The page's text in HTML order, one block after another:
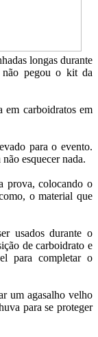
longas durante
não pegou o kit da
em carboidratos em
para o evento.
esquecer nada.
prova, colocando o
o material que
usados durante o
de carboidrato e
para completar o
um agasalho velho
para se proteger